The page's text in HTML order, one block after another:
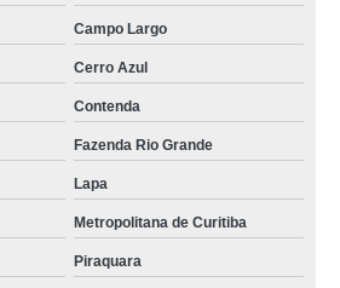
Conquista
Isabel
Volta Redonda
Campo Largo
Cerro Azul
Contenda
Fazenda Rio Grande
Lapa
Metropolitana de Curitiba
Piraquara